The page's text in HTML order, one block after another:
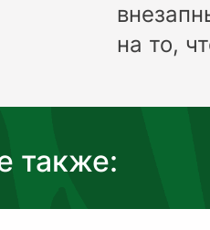
на то,
также: